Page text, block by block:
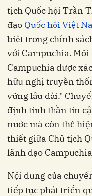
tịch Quốc hội Trần
đạo Quốc hội Việt
biệt trong chính
với Campuchia. Mối
Campuchia được
hữu nghị truyền
vững lâu dài."
định tinh thần tin
nước mà còn thể
thiết giữa Chủ tịch
lãnh đạo
Nội dung của
tiếp tục phát triển